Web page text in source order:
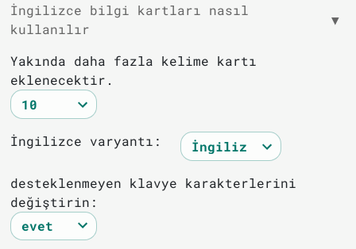
İngilizce bilgi kartları nasıl
kullanılır
▼
Yakında daha fazla kelime kartı
eklenecektir.
İngilizce varyantı:
desteklenmeyen klavye karakterlerini
değiştirin: